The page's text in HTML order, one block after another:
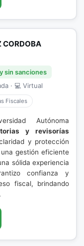
CORDOBA
sin sanciones
· 💻 Virtual
Fiscales
Autónoma
y revisorías
y protección
gestión eficiente
sólida experiencia
confianza y
fiscal, brindando